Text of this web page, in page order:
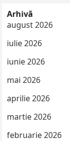
Arhivă
august 2026
iulie 2026
iunie 2026
mai 2026
aprilie 2026
martie 2026
februarie 2026